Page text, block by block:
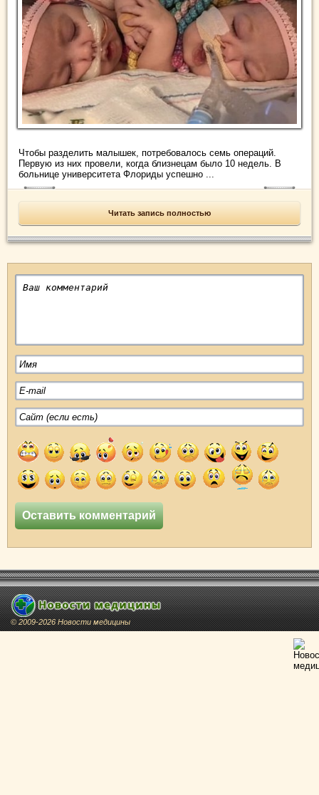
Чтобы разделить малышек, потребовалось семь операций.
Первую из них провели, когда близнецам было 10 недель. В
больнице университета Флориды успешно ...
Читать запись полностью
© 2009-2026 Новости медицины